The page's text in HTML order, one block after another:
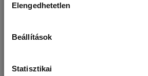
kiválasztása
Elengedhetetlen
Beállítások
Statisztikai
Úgy látjuk, most jársz nálunk